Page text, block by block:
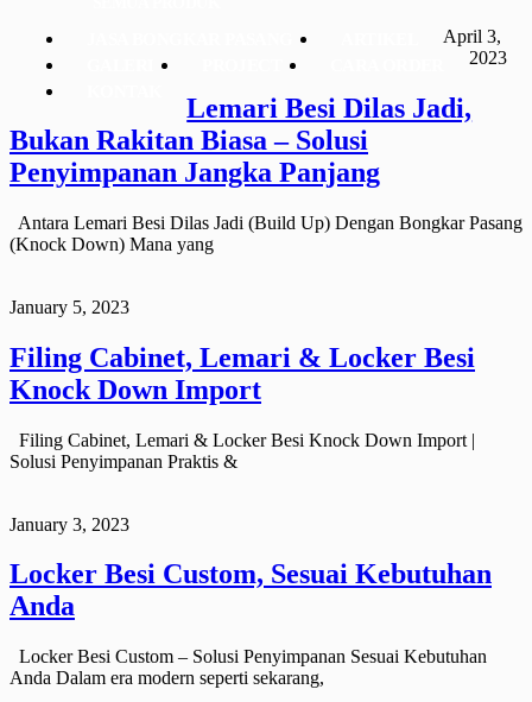
April 3,
2023
Lemari Besi Dilas Jadi,
Bukan Rakitan Biasa – Solusi
Penyimpanan Jangka Panjang
Antara Lemari Besi Dilas Jadi (Build Up) Dengan Bongkar Pasang
(Knock Down) Mana yang
January 5, 2023
Filing Cabinet, Lemari & Locker Besi
Knock Down Import
Filing Cabinet, Lemari & Locker Besi Knock Down Import |
Solusi Penyimpanan Praktis &
January 3, 2023
Locker Besi Custom, Sesuai Kebutuhan
Anda
Locker Besi Custom – Solusi Penyimpanan Sesuai Kebutuhan
Anda Dalam era modern seperti sekarang,